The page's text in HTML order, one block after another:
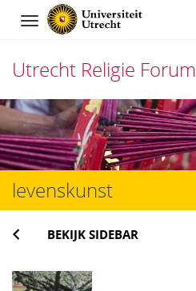
Navigation
Utrecht Religie Forum
Direct
naar
het
inhoud
levenskunst
BEKIJK SIDEBAR